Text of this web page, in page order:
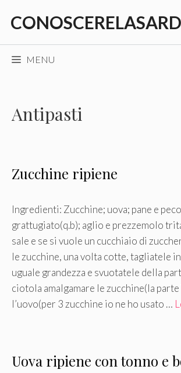
MENU
Antipasti
Zucchine ripiene
Ingredienti: Zucchine; uova; pane e
grattugiato(q.b); aglio e prezzemolo
sale e se si vuole un cucchiaio di
le zucchine, una volta cotte, tagliatele
uguale grandezza e svuotatele della
ciotola amalgamare le zucchine(la
l’uovo(per 3 zucchine io ne ho usato …
Uova ripiene con tonno e